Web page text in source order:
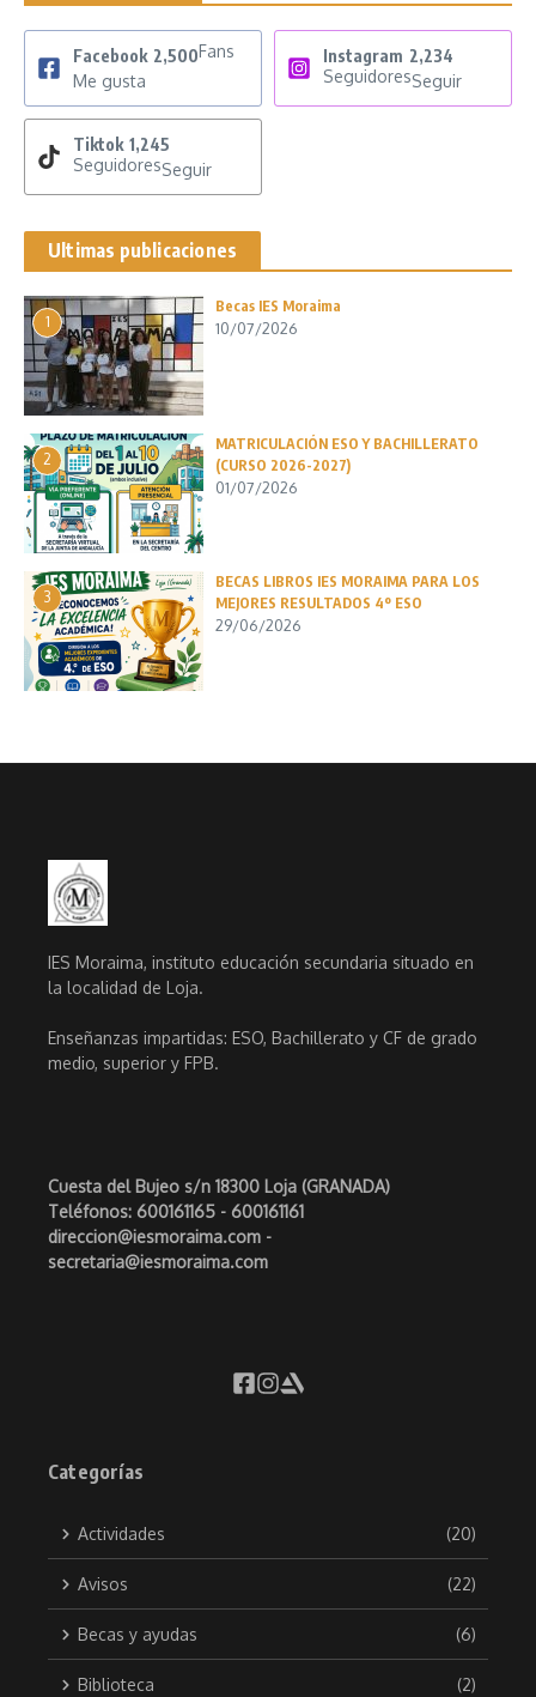
Facebook 2,500Fans
Me gusta
Instagram 2,234
SeguidoresSeguir
Tiktok 1,245
SeguidoresSeguir
Ultimas publicaciones
1
Becas IES Moraima
10/07/2026
2
MATRICULACIÓN ESO Y BACHILLERATO
(CURSO 2026-2027)
01/07/2026
3
BECAS LIBROS IES MORAIMA PARA LOS
MEJORES RESULTADOS 4º ESO
29/06/2026
IES Moraima, instituto educación secundaria situado en
la localidad de Loja.
Enseñanzas impartidas: ESO, Bachillerato y CF de grado
medio, superior y FPB.
Cuesta del Bujeo s/n 18300 Loja (GRANADA)
Teléfonos: 600161165 - 600161161
direccion@iesmoraima.com -
secretaria@iesmoraima.com
Categorías
Actividades (20)
Avisos (22)
Becas y ayudas (6)
Biblioteca (2)